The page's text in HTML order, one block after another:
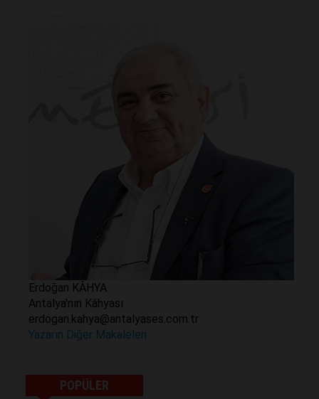
Erdoğan KÂHYA
Antalya'nın Kâhyası
erdogan.kahya@antalyases.com.tr
Yazarın Diğer Makaleleri
POPÜLER